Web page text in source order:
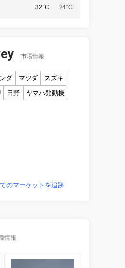
32°C 24°C
市場情報
ダ マツダ
スズキ
日野 ヤマハ発動機
のマーケットを追跡
情報